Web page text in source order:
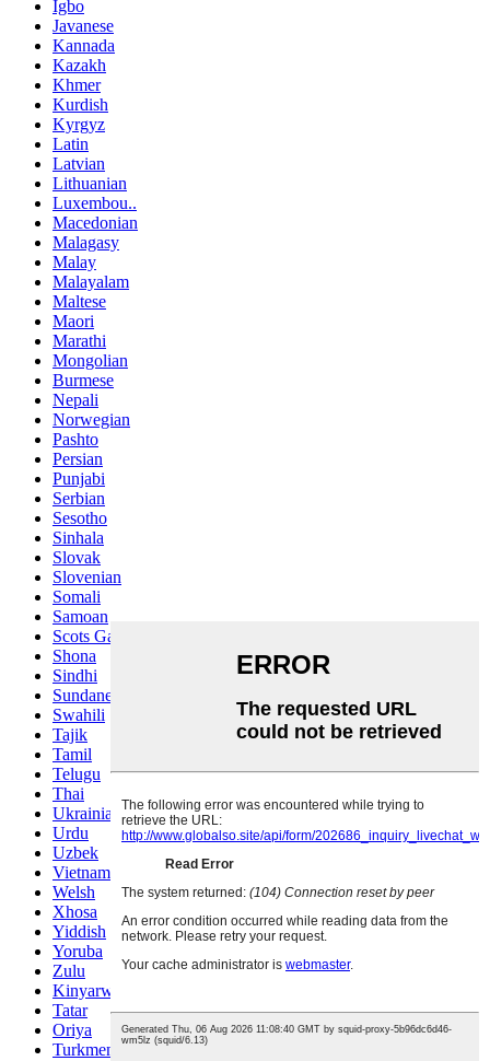
Igbo
Javanese
Kannada
Kazakh
Khmer
Kurdish
Kyrgyz
Latin
Latvian
Lithuanian
Luxembou..
Macedonian
Malagasy
Malay
Malayalam
Maltese
Maori
Marathi
Mongolian
Burmese
Nepali
Norwegian
Pashto
Persian
Punjabi
Serbian
Sesotho
Sinhala
Slovak
Slovenian
Somali
Samoan
Scots Gaelic
Shona
Sindhi
Sundanese
Swahili
Tajik
Tamil
Telugu
Thai
Ukrainian
Urdu
Uzbek
Vietnamese
Welsh
Xhosa
Yiddish
Yoruba
Zulu
Kinyarwanda
Tatar
Oriya
Turkmen